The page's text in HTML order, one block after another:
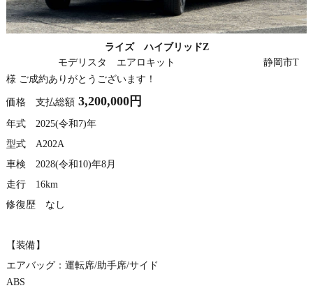
ライズ ハイブリッドZ
モデリスタ エアロキット 静岡市T
様 ご成約ありがとうございます！
価格 支払総額 3,200,000円
年式 2025(令和7)年
型式 A202A
車検 2028(令和10)年8月
走行 16km
修復歴 なし
【装備】
エアバッグ：運転席/助手席/サイド
ABS